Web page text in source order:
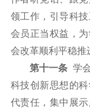
领工作，引导科
会员正当权益，
会改革顺利平稳推
第十一条 学
科技创新思想的
代责任，集中展